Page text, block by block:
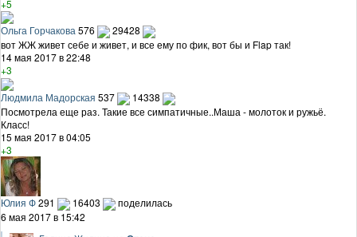
+5
Ольга Горчакова 576
29428
вот ЖЖ живет себе и живет, и все ему по фик, вот бы и Flap так!
14 мая 2017 в 22:48
+3
Людмила Мадорская 537
14338
Посмотрела еще раз. Такие все симпатичные..Маша - молоток и ружьё.
Класс!
15 мая 2017 в 04:05
+3
Юлия Ф291 16403
поделилась
6 мая 2017 в 15:42